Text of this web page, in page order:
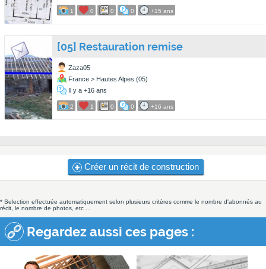
1 0 0 0 +15 ans
[05] Restauration remise
Zaza05
France > Hautes Alpes (05)
Il y a +16 ans
2 1 0 0 +16 ans
Créer un récit de construction
* Selection effectuée automatiquement selon plusieurs critères comme le nombre d'abonnés au
récit, le nombre de photos, etc ...
Regardez aussi ces pages :